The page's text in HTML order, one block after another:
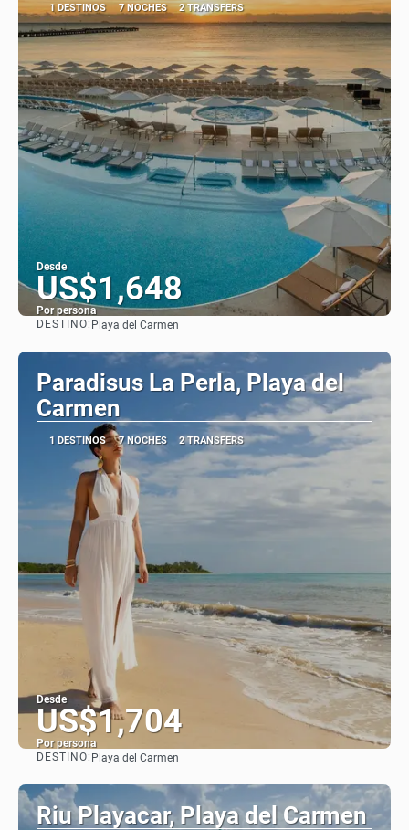
1 DESTINOS 7 NOCHES 2 TRANSFERS
Desde
US$1,648
Por persona
DESTINO: Playa del Carmen
Paradisus La Perla, Playa del
Carmen
1 DESTINOS 7 NOCHES 2 TRANSFERS
Desde
US$1,704
Por persona
DESTINO: Playa del Carmen
Riu Playacar, Playa del Carmen